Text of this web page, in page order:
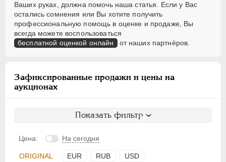
Ваших руках, должна помочь наша статья. Если у Вас
остались сомнения или Вы хотите получить
профессиональную помощь в оценке и продаже, Вы
всегда можете воспользоваться
бесплатной оценкой онлайн от наших партнёров.
Зафиксированные продажи и цены на
аукционах
Показать фильтр
Цена: На сегодня
ORIGINAL EUR RUB USD